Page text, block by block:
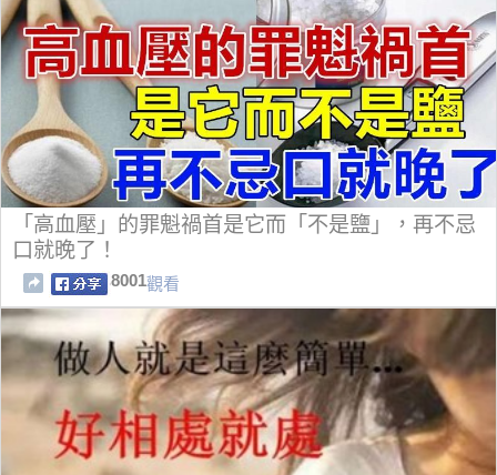
「高血壓」的罪魁禍首是它而「不是鹽」，再不忌
口就晚了！
8001觀看